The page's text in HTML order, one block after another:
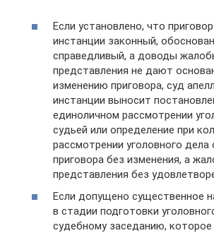
Если установлено, что
инстанции законный,
справедливый, а доводы
представления не дают
изменению приговора, суд
инстанции выносит
единоличном рассмотрении
судьей или определение при
рассмотрении уголовного дела
приговора без изменения, а
представления без
Если допущено существенное
в стадии подготовки
судебному заседанию,